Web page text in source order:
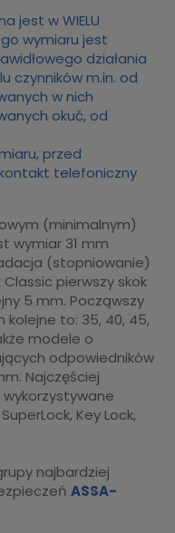
jest w WIELU
wymiaru jest
działania
czynników m.in. od
w nich
okuć, od
przed
telefoniczny
(minimalnym)
wymiar 31 mm
(stopniowanie)
pierwszy skok
5 mm. Począwszy
kolejne to: 35, 40, 45,
modele o
odpowiedników
Najczęściej
Key Lock,
najbardziej
ASSA-